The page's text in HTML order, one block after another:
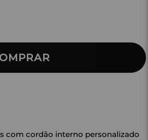
com cordão interno personalizado